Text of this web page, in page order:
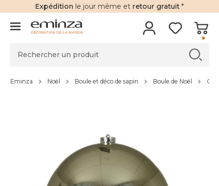
Expédition le jour même et retour gratuit *
DÉCORATION DE LA MAISON
Eminza Noël Boule et déco de sapin Boule de Noël